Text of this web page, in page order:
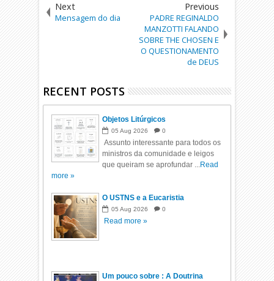
Next
Mensagem do dia
Previous
PADRE REGINALDO
MANZOTTI FALANDO
SOBRE THE CHOSEN E
O QUESTIONAMENTO
de DEUS
RECENT POSTS
Objetos Litúrgicos
05 Aug 2026 0
Assunto interessante para todos os
ministros da comunidade e leigos
que queiram se aprofundar ...Read
more »
O USTNS e a Eucaristia
05 Aug 2026 0
Read more »
Um pouco sobre : A Doutrina